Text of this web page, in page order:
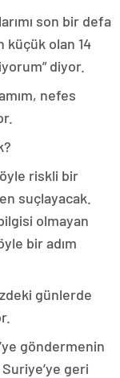
son bir defa
küçük olan 14
diyor.
nefes
riskli bir
suçlayacak.
olmayan
bir adım
günlerde
göndermenin
geri